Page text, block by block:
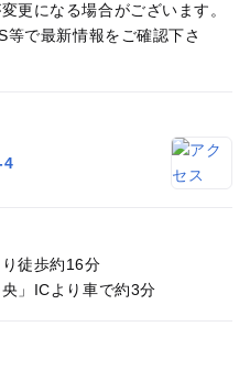
更になる場合がございます。
等で最新情報をご確認下さ
4
徒歩約16分
」ICより車で約3分